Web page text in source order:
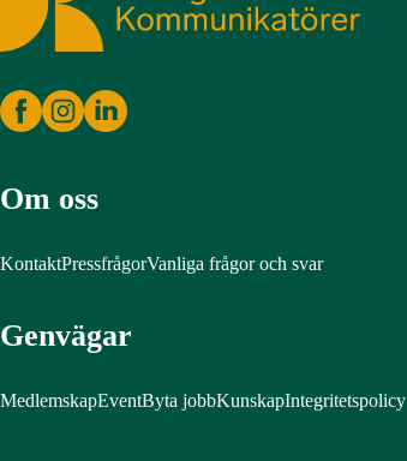
Om oss
KontaktPressfrågorVanliga frågor och svar
Genvägar
MedlemskapEventByta jobbKunskapIntegritetspolicy